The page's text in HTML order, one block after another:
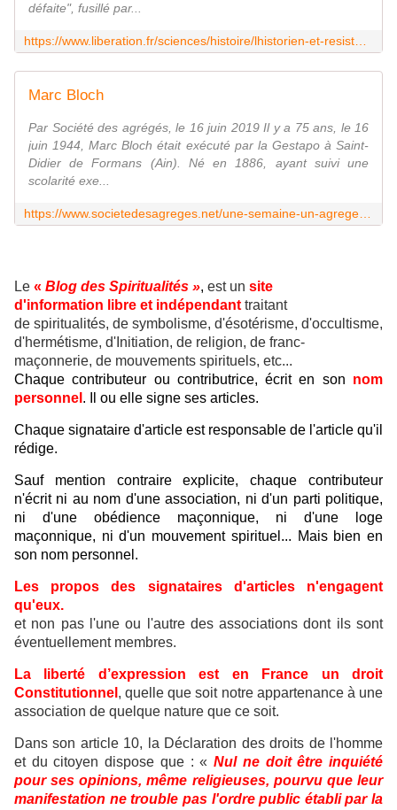
défaite", fusillé par...
Marc Bloch
Par Société des agrégés, le 16 juin 2019 Il y a 75 ans, le 16
juin 1944, Marc Bloch était exécuté par la Gestapo à Saint-
Didier de Formans (Ain). Né en 1886, ayant suivi une
scolarité exe...
Le « Blog des Spiritualités », est un site
d'information libre et indépendant traitant
de spiritualités, de symbolisme, d'ésotérisme, d'occultisme,
d'hermétisme, d'Initiation, de religion, de franc-
maçonnerie, de mouvements spirituels, etc...
Chaque contributeur ou contributrice, écrit en son nom
personnel . Il ou elle signe ses articles.
Chaque signataire d'article est responsable de l'article qu'il
rédige.
Sauf mention contraire explicite, chaque contributeur
n'écrit ni au nom d'une association, ni d'un parti politique,
ni d'une obédience maçonnique, ni d'une loge
maçonnique, ni d'un mouvement spirituel... Mais bien en
son nom personnel.
Les propos des signataires d'articles n'engagent
qu'eux.
et non pas l'une ou l'autre des associations dont ils sont
éventuellement membres.
La liberté d’expression est en France un droit
Constitutionnel , quelle que soit notre appartenance à une
association de quelque nature que ce soit.
Dans son article 10, la Déclaration des droits de l'homme
et du citoyen dispose que : «Nul ne doit être inquiété
pour ses opinions, même religieuses, pourvu que leur
manifestation ne trouble pas l'ordre public établi par la